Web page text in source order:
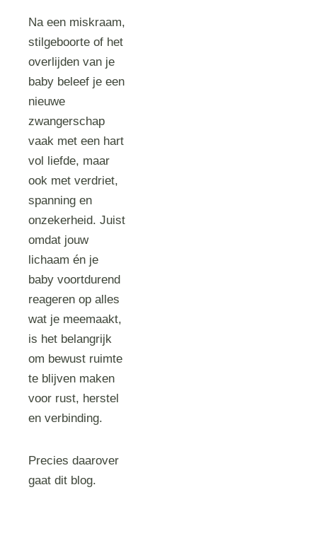
Na een miskraam,
stilgeboorte of het
overlijden van je
baby beleef je een
nieuwe
zwangerschap
vaak met een hart
vol liefde, maar
ook met verdriet,
spanning en
onzekerheid. Juist
omdat jouw
lichaam én je
baby voortdurend
reageren op alles
wat je meemaakt,
is het belangrijk
om bewust ruimte
te blijven maken
voor rust, herstel
en verbinding.
Precies daarover
gaat dit blog.